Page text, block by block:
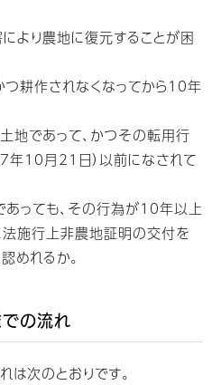
より農地に復元することが困
つ耕作されなくなってから10年
地であって、かつその転用行
年10月21日）以前になされて
あっても、その行為が10年以上
施行上非農地証明の交付を
めれるか。
の流れ
次のとおりです。